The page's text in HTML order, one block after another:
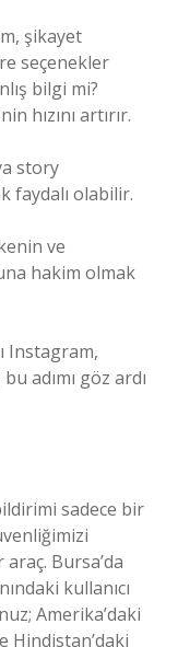
şikayet
seçenekler
bilgi mi?
hızını artırır.
story
faydalı olabilir.
ve
hakim olmak
Instagram,
adımı göz ardı
sadece bir
Bursa’da
kullanıcı
Amerika’daki
Hindistan’daki